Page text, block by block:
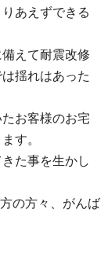
あえずできる
えて耐震改修
揺れはあった
お客様のお宅
す。
た事を生かし
の方々、がんば